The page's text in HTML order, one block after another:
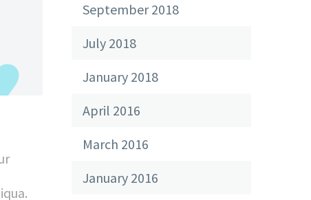
September 2018
July 2018
January 2018
April 2016
March 2016
January 2016